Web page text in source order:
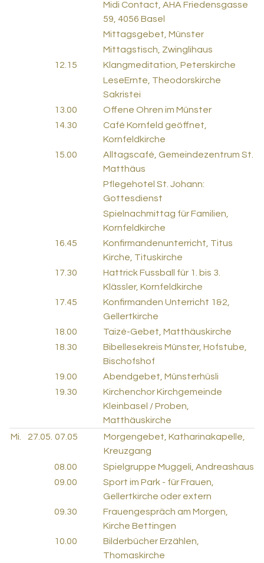
Midi Contact, AHA Friedensgasse
59, 4056 Basel
Mittagsgebet, Münster
Mittagstisch, Zwinglihaus
12.15
Klangmeditation, Peterskirche
LeseErnte, Theodorskirche
Sakristei
13.00
Offene Ohren im Münster
14.30
Café Kornfeld geöffnet,
Kornfeldkirche
15.00
Alltagscafé, Gemeindezentrum St.
Matthäus
Pflegehotel St. Johann:
Gottesdienst
Spielnachmittag für Familien,
Kornfeldkirche
16.45
Konfirmandenunterricht, Titus
Kirche, Tituskirche
17.30
Hattrick Fussball für 1. bis 3.
Klässler, Kornfeldkirche
17.45
Konfirmanden Unterricht 1&2,
Gellertkirche
18.00
Taizé-Gebet, Matthäuskirche
18.30
Bibellesekreis Münster, Hofstube,
Bischofshof
19.00
Abendgebet, Münsterhüsli
19.30
Kirchenchor Kirchgemeinde
Kleinbasel / Proben,
Matthäuskirche
Mi.
27.05. 07.05
Morgengebet, Katharinakapelle,
Kreuzgang
08.00
Spielgruppe Muggeli, Andreashaus
09.00
Sport im Park - für Frauen,
Gellertkirche oder extern
09.30
Frauengespräch am Morgen,
Kirche Bettingen
10.00
Bilderbücher Erzählen,
Thomaskirche